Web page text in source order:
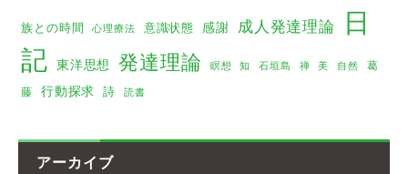
族との時間 心理療法 意識状態 感謝 成人発達理論
日
記 東洋思想 発達理論 瞑想 知 石垣島 禅 美 自然
葛
藤 行動探求 詩 読書
アーカイブ